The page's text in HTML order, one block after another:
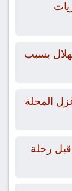
بسبب
المحلة
قبل رحلة